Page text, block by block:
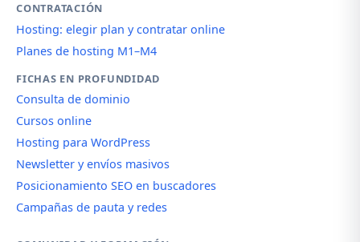
CONTRATACIÓN
Hosting: elegir plan y contratar online
Planes de hosting M1–M4
FICHAS EN PROFUNDIDAD
Consulta de dominio
Cursos online
Hosting para WordPress
Newsletter y envíos masivos
Posicionamiento SEO en buscadores
Campañas de pauta y redes